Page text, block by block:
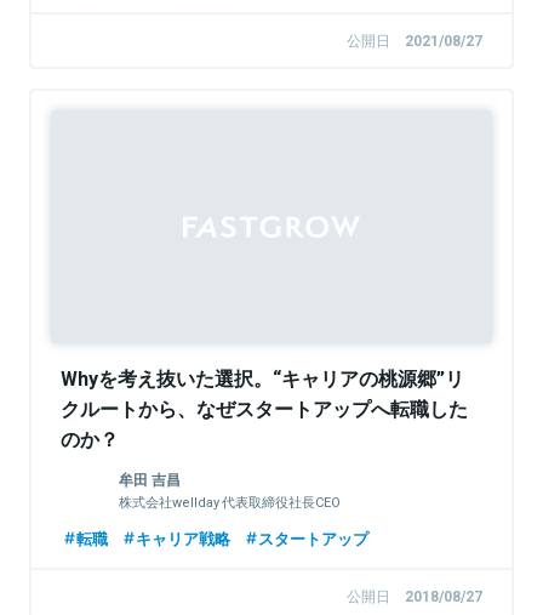
公開日 2021/08/27
Whyを考え抜いた選択。“キャリアの桃源郷”リ
クルートから、なぜスタートアップへ転職した
のか？
牟田 吉昌
株式会社wellday 代表取締役社長CEO
転職 キャリア戦略 スタートアップ
公開日 2018/08/27